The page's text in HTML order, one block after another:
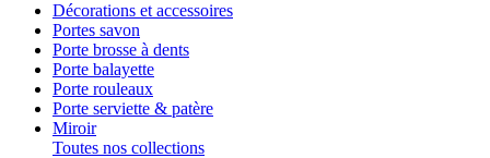
Décorations et accessoires
Portes savon
Porte brosse à dents
Porte balayette
Porte rouleaux
Porte serviette & patère
Miroir
Toutes nos collections